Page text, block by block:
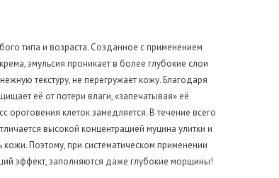
типа и возраста. Созданное с применением
эмульсия проникает в более глубокие слои
текстуру, не перегружает кожу. Благодаря
её от потери влаги, «запечатывая» её
ороговения клеток замедляется. В течение всего
высокой концентрацией муцина улитки и
Поэтому, при систематическом применении
эффект, заполняются даже глубокие морщины!